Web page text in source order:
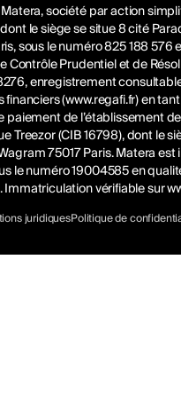
société par action
le siège se situe 8 cité
sous le numéro 825 188
Contrôle Prudentiel et de
enregistrement
(www.regafi.fr) en
paiement de l’établissement
Treezor (CIB 16798), dont le
75017 Paris. Matera
le numéro 19004585 en
Immatriculation vérifiable sur
juridiquesPolitique de